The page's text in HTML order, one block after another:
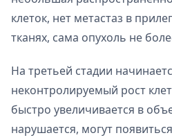
клеток, нет метастаз в
тканях, сама опухоль не
На третьей стадии
неконтролируемый рост
быстро увеличивается в
нарушается, могут